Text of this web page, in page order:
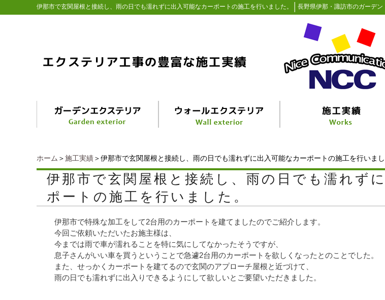
伊那市で玄関屋根と接続し、雨の日でも濡れずに出入可能なカーポートの施工を行いました。 長野県伊那・諏訪市のガーデ
ホーム ＞施工実績＞伊那市で玄関屋根と接続し、雨の日でも濡れずに出入可能なカーポートの施工を行いまし
伊那市で玄関屋根と接続し、雨の日でも濡れず
ポートの施工を行いました。
伊那市で特殊な加工をして2台用のカーポートを建てましたのでご紹介します。
今回ご依頼いただいたお施主様は、
今までは雨で車が濡れることを特に気にしてなかったそうですが、
息子さんがいい車を買うということで急遽2台用のカーポートを欲しくなったとのことでした。
また、せっかくカーポートを建てるので玄関のアプローチ屋根と近づけて、
雨の日でも濡れずに出入りできるようにして欲しいとご要望いただきました。